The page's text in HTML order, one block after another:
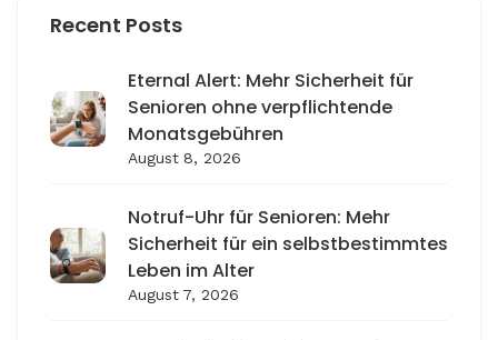
Recent Posts
Eternal Alert: Mehr Sicherheit für
Senioren ohne verpflichtende
Monatsgebühren
August 8, 2026
Notruf-Uhr für Senioren: Mehr
Sicherheit für ein selbstbestimmtes
Leben im Alter
August 7, 2026